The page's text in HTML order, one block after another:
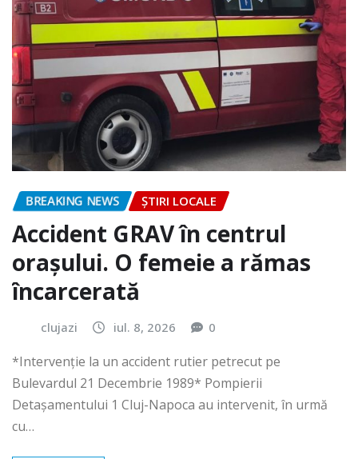
BREAKING NEWS ȘTIRI LOCALE
Accident GRAV în centrul
orașului. O femeie a rămas
încarcerată
clujazi iul. 8, 2026 0
*Intervenție la un accident rutier petrecut pe
Bulevardul 21 Decembrie 1989* Pompierii
Detașamentului 1 Cluj-Napoca au intervenit, în urmă
cu…